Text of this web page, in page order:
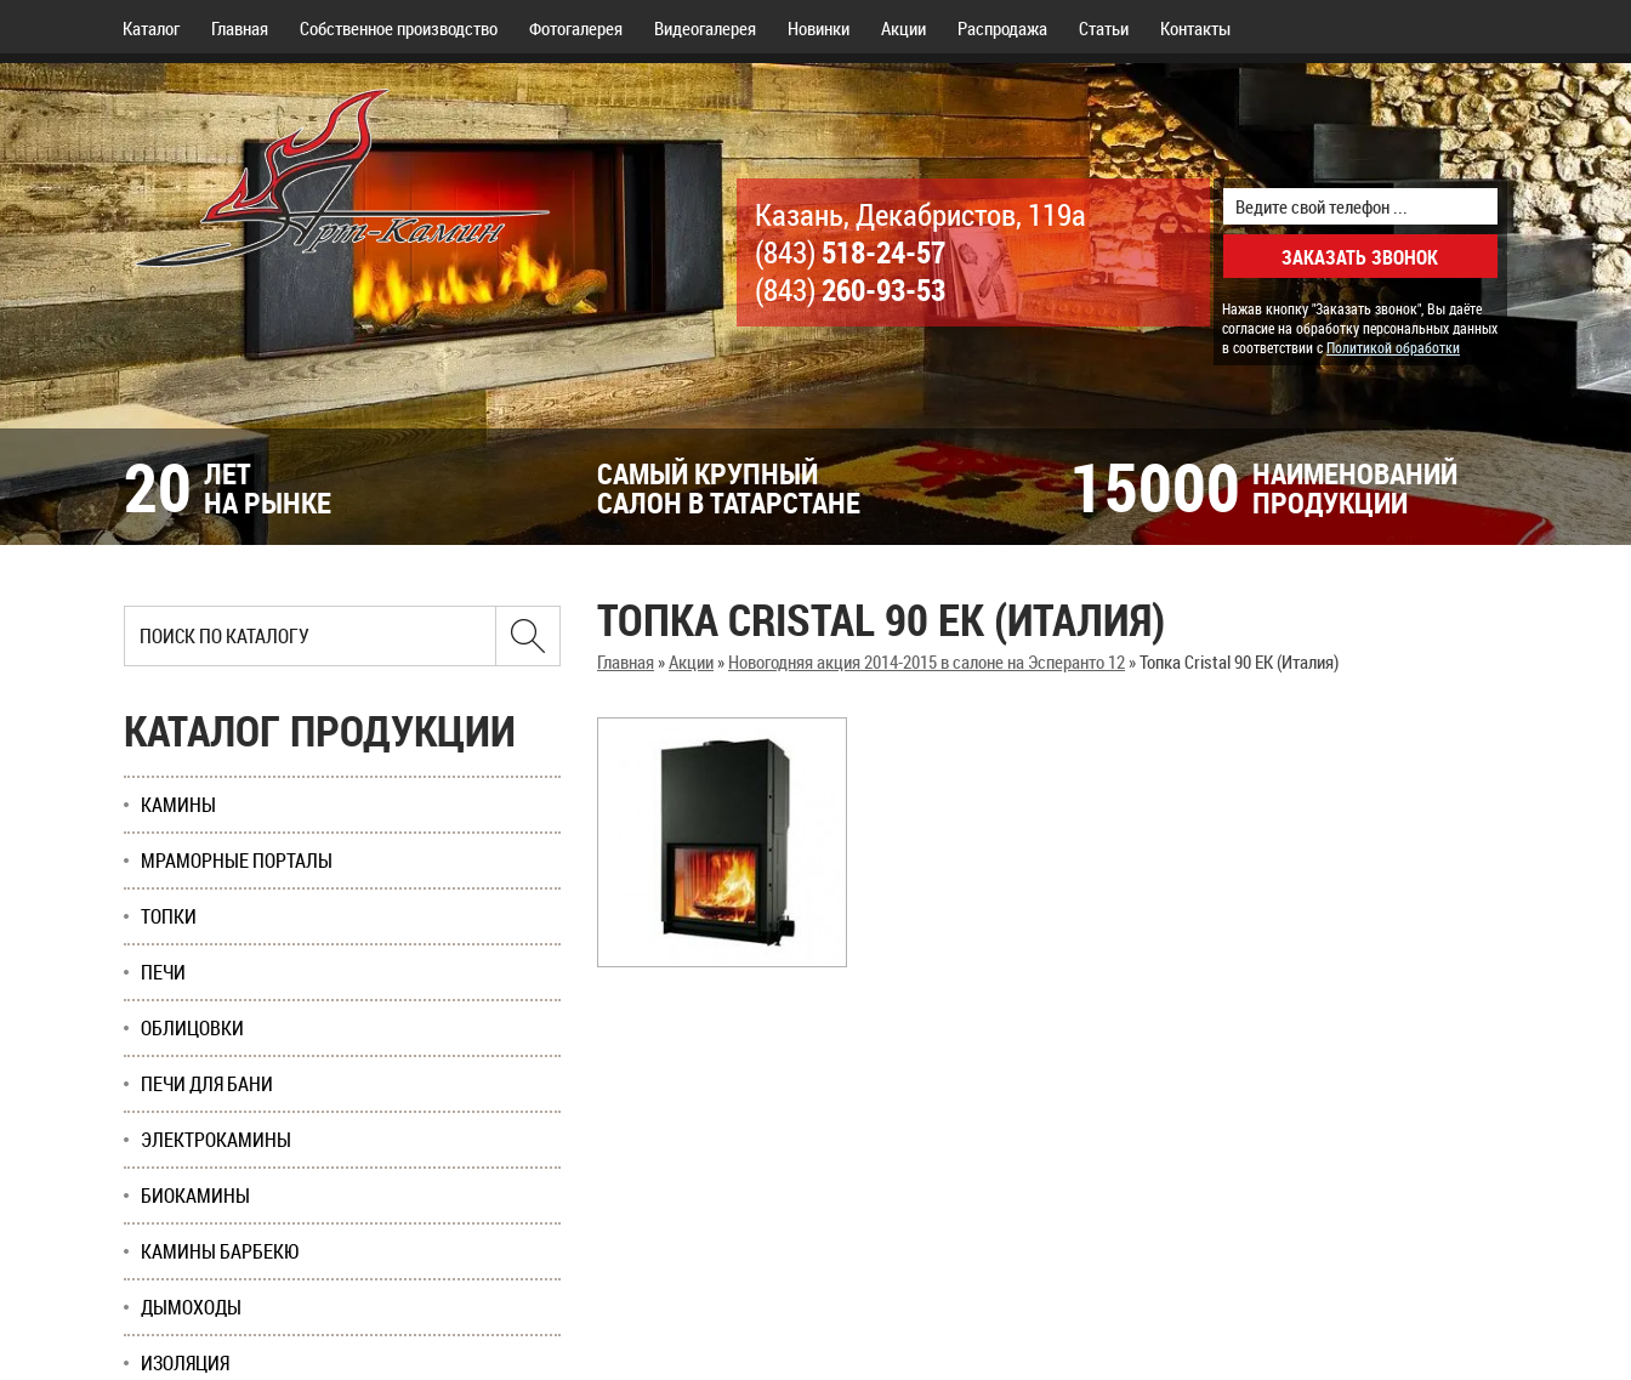
Каталог Главная Собственное производство Фотогалерея Видеогалерея Новинки Акции Распродажа Статьи Контакты
Казань, Декабристов, 119а
(843)518-24-57
(843)260-93-53
Нажав кнопку "Заказать звонок", Вы даёте
согласие на обработку персональных данных
в соответствии сПолитикой обработки
20 ЛЕТ
НА РЫНКЕ
САМЫЙ КРУПНЫЙ
САЛОН В ТАТАРСТАНЕ 15000 НАИМЕНОВАНИЙ
ПРОДУКЦИИ
ТОПКА CRISTAL 90 EK (ИТАЛИЯ)
Главная»Акции» Новогодняя акция 2014-2015 в салоне на Эсперанто 12»Топка Cristal 90 EK (Италия)
КАТАЛОГ ПРОДУКЦИИ
КАМИНЫ
МРАМОРНЫЕ ПОРТАЛЫ
ТОПКИ
ПЕЧИ
ОБЛИЦОВКИ
ПЕЧИ ДЛЯ БАНИ
ЭЛЕКТРОКАМИНЫ
БИОКАМИНЫ
КАМИНЫ БАРБЕКЮ
ДЫМОХОДЫ
ИЗОЛЯЦИЯ